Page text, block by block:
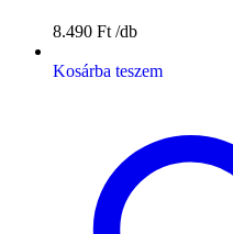
8.490 Ft
Kosárba teszem